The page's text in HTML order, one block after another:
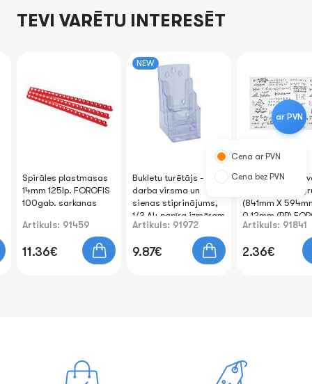
TEVI VARĒTU INTERESĒT
Spirāles plastmasas
14mm 125lp. FOROFIS
100gab. sarkanas
Artikuls: 91459
11.36€
NEW
Bukletu turētājs -
darba virsma un
sienas stiprinājums,
1/3 A4 papīra izmēram
FOROFIS
Artikuls: 91972
9.87€
Pašlīmējošā
tāfele (balta
(841mm X
0.12mm (PP)
Artikuls: 91841
2.36€
ar PVN
Cena ar PVN
Cena bez PVN